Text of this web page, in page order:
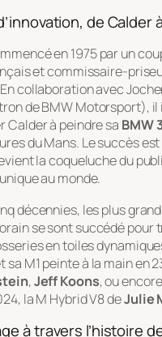
de Calder
en 1975 par un
et commissaire-
collaboration avec
de BMW Motorsport), il
Calder à peindre sa BMW
du Mans. Le succès
la coqueluche du
au monde.
décennies, les plus
se sont succédé pour
en toiles
sa M1 peinte à la main en
,Jeff Koons, ou
la M Hybrid V8 deJulie
à travers l’histoire